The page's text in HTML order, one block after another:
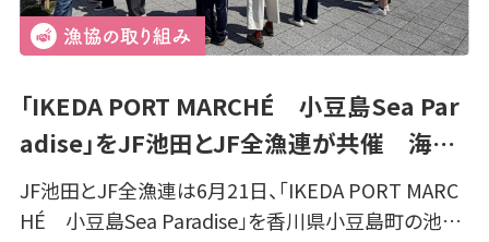
「IKEDA PORT MARCHÉ 小豆島Sea Par
adise」をJF池田とJF全漁連が共催 海…
JF池田とJF全漁連は6月21日、「IKEDA PORT MARC
HÉ 小豆島Sea Paradise」を香川県小豆島町の池…